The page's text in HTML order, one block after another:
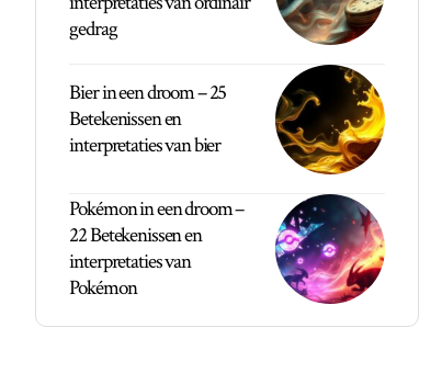
gedrag
Bier in een droom – 25
Betekenissen en
interpretaties van bier
Pokémon in een droom –
22 Betekenissen en
interpretaties van
Pokémon